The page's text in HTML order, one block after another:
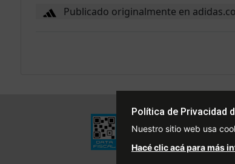
Publicado originalmente en
Institucional
Quiénes Somos
Políticas de
Política de Privacidad
Nuestro sitio web usa
Hacé clic acá para más